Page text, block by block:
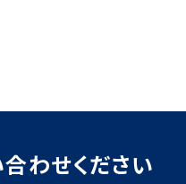
わせください